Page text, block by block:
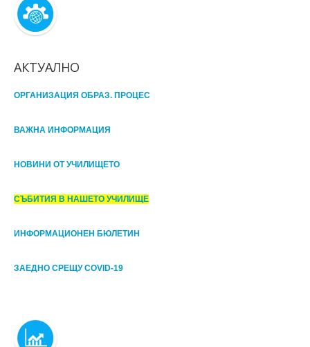
АКТУАЛНО
ОРГАНИЗАЦИЯ ОБРАЗ. ПРОЦЕС
ВАЖНА ИНФОРМАЦИЯ
НОВИНИ ОТ УЧИЛИЩЕТО
СЪБИТИЯ В НАШЕТО УЧИЛИЩЕ
ИНФОРМАЦИОНЕН БЮЛЕТИН
ЗАЕДНО СРЕЩУ COVID-19